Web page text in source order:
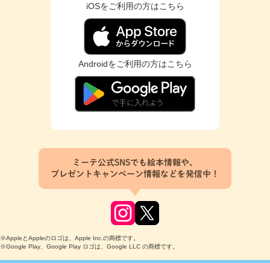
iOSをご利用の方はこちら
Androidをご利用の方はこちら
ミーテ公式SNSでも絵本情報や、
プレゼントキャンペーン情報などを発信中！
※AppleとAppleのロゴは、Apple Inc.の商標です。
※Google Play、Google Play ロゴは、Google LLC の商標です。